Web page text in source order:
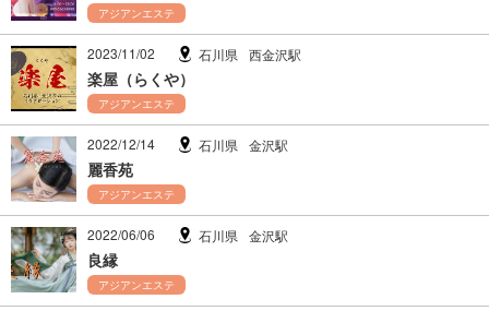
アジアンエステ
2023/11/02 石川県 西金沢駅
楽屋（らくや）
アジアンエステ
2022/12/14 石川県 金沢駅
麗香苑
アジアンエステ
2022/06/06 石川県 金沢駅
良縁
アジアンエステ